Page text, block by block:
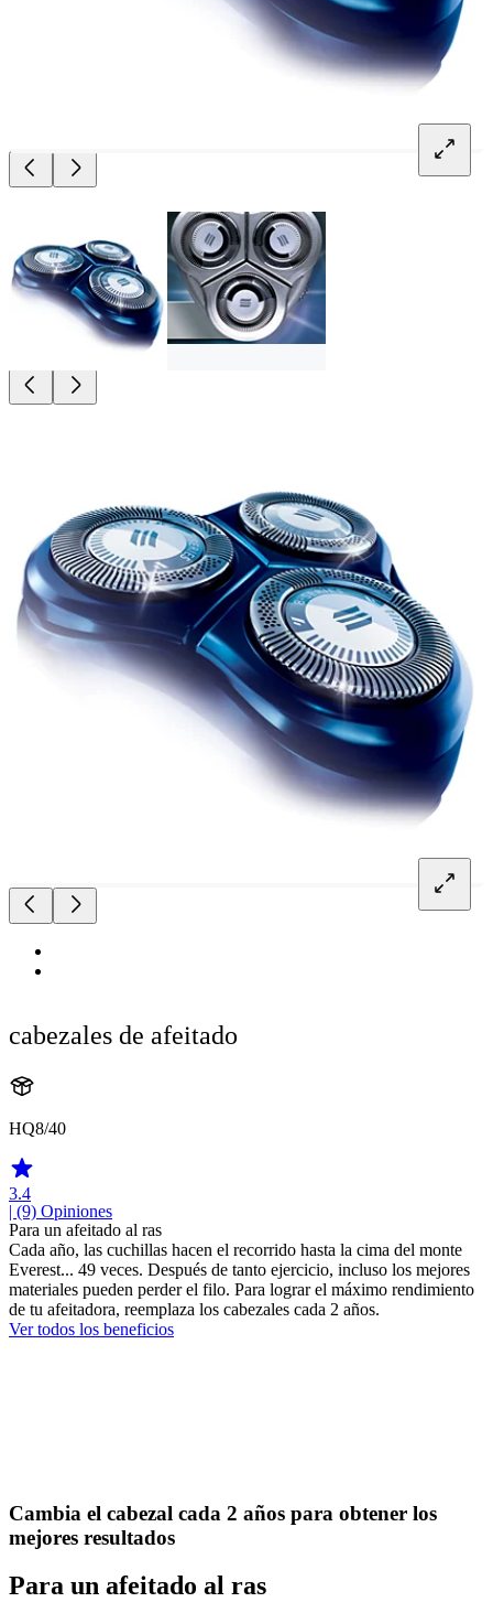
cabezales de afeitado
HQ8/40
3.4
| (9) Opiniones
Para un afeitado al ras
Cada año, las cuchillas hacen el recorrido hasta la cima del monte
Everest... 49 veces. Después de tanto ejercicio, incluso los mejores
materiales pueden perder el filo. Para lograr el máximo rendimiento
de tu afeitadora, reemplaza los cabezales cada 2 años.
Ver todos los beneficios
Cambia el cabezal cada 2 años para obtener los
mejores resultados
Para un afeitado al ras